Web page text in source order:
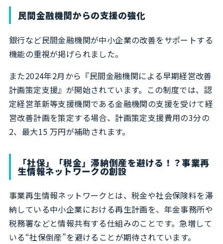
民間金融機関からの支援の強化
銀行など民間金融機関が中小企業の改善をサポートする
機能の重視が掲げられました。
また2024年2月から『民間金融機関による早期経営改善
計画策定支援』が開始されています。この制度では、認
定経営革新等支援機関である金融機関の支援を受けて経
営改善計画を策定する場合、計画策定支援費用の3分の
2、最大15 万円が補助されます。
「社保」「税金」滞納倒産を避ける！？事業再
生情報ネットワークの創設
事業再生情報ネットワークとは、税金や社会保険料を滞
納している中小企業における再生計画を、年金事務所や
税務署などと情報共有する仕組みのことです。急増して
いる“社保倒産”を避けることが期待されています。